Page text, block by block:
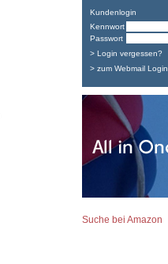
Kundenlogin
Kennwort
Passwort
> Login vergessen?
> zum Webmail Login
Suche bei Amazon